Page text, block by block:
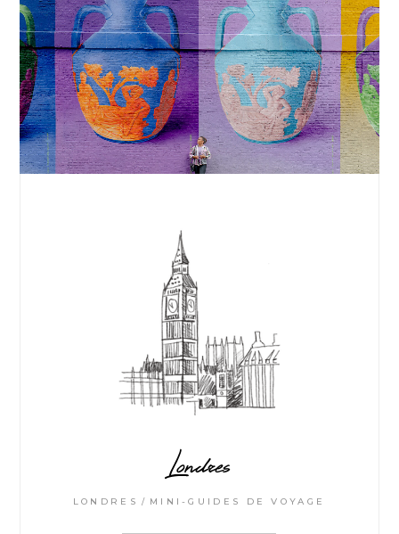
Londres
LONDRES MINI-GUIDES DE VOYAGE